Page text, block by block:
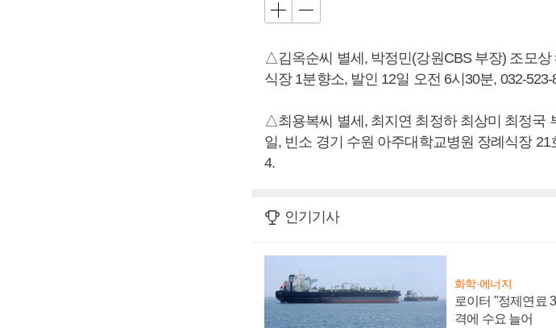
△김옥순씨 별세, 박정민(강원CBS 부장) 조모상
식장 1분향소, 발인 12일 오전 6시30분, 032-523-
△최용복씨 별세, 최지연 최정하 최상미 최정국
일, 빈소 경기 수원 아주대학교병원 장례식장
4.
인기기사
화학·에너지
로이터 "정제연료
격에 수요 늘어